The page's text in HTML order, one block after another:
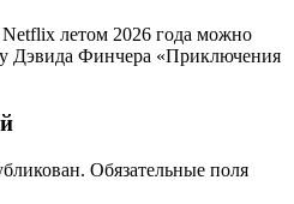
летом 2026 года можно
Дэвида Финчера «Приключения
Обязательные поля